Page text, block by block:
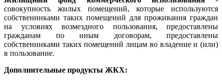
совокупность жилых помещений, которые используются
собственниками таких помещений для проживания граждан
на условиях возмездного пользования, предоставлены
гражданам по иным договорам, предоставлены
собственниками таких помещений лицам во владение и (или)
в пользование.
Дополнительные продукты ЖКХ: